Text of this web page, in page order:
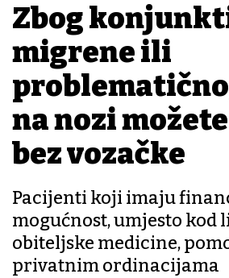
Zbog
migrene ili
na nozi
bez vozačke
Pacijenti koji imaju
mogućnost, umjesto kod
obiteljske medicine,
privatnim ordinacijama